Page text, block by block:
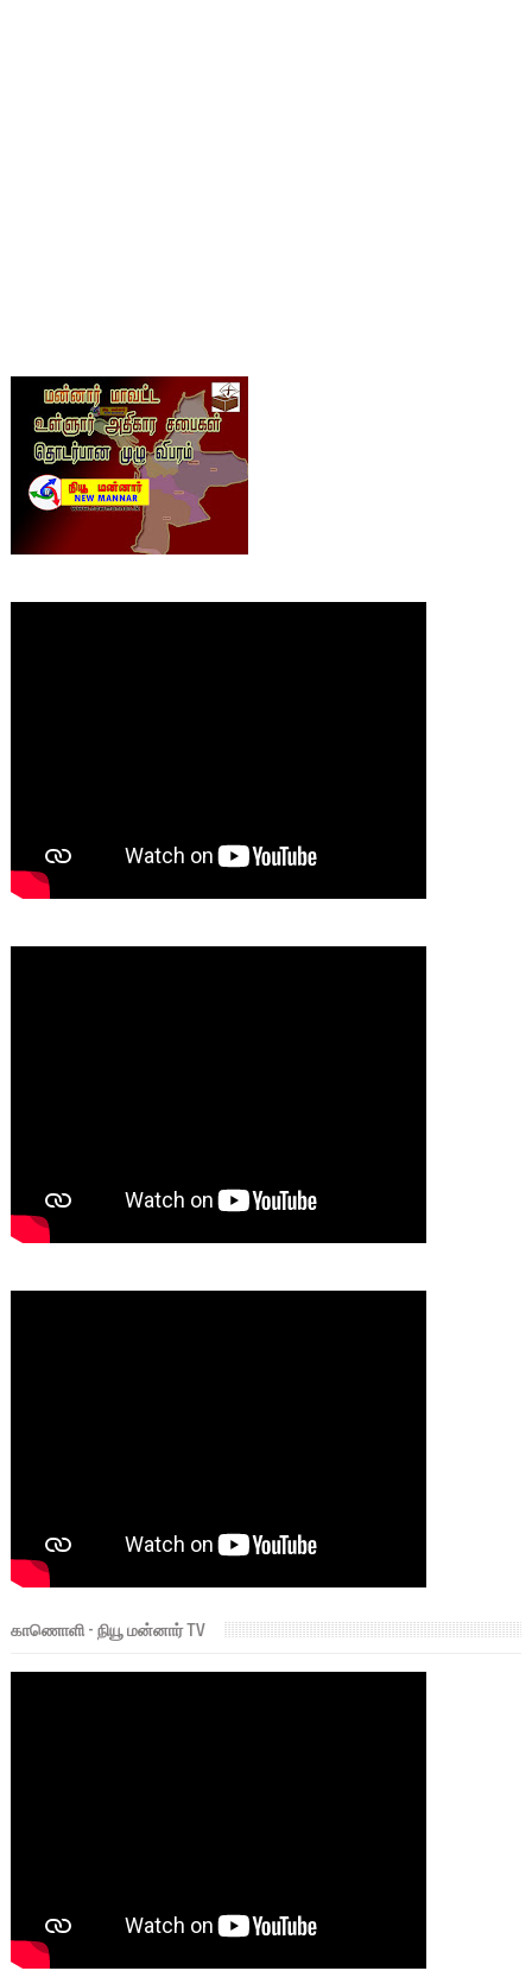
காணொளி - நியூ மன்னார் TV